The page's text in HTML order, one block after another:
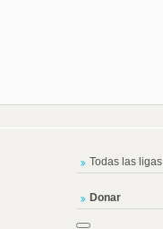
Todas las ligas
Donar